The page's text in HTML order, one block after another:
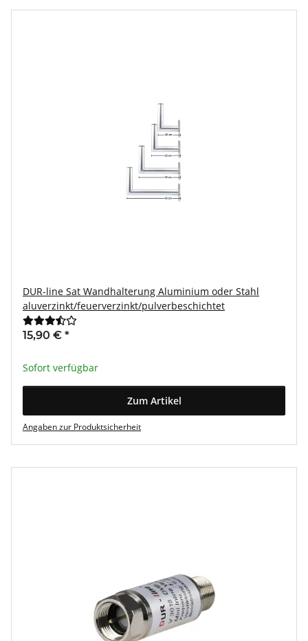
DUR-line Sat Wandhalterung Aluminium oder Stahl
aluverzinkt/feuerverzinkt/pulverbeschichtet
15,90 € *
Sofort verfügbar
Zum Artikel
Angaben zur Produktsicherheit